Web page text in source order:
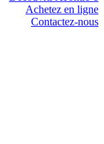
Achetez en ligne
Contactez-nous